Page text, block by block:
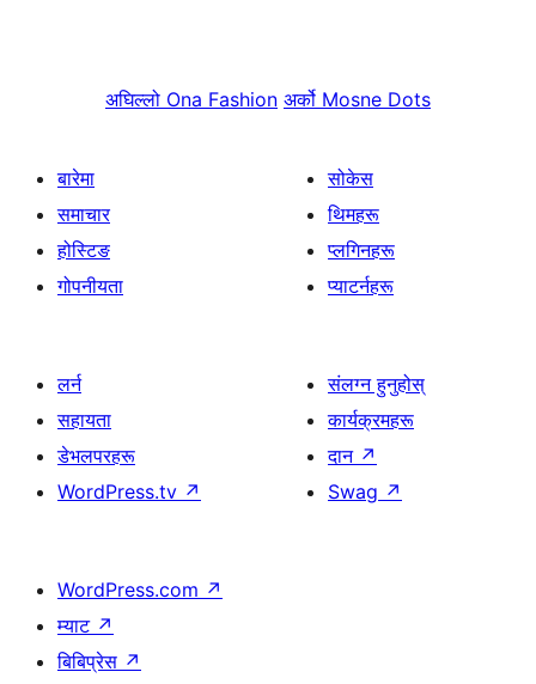
अघिल्लो Ona Fashion अर्को Mosne Dots
बारेमा
समाचार
होस्टिङ
गोपनीयता
सोकेस
थिमहरू
प्लगिनहरू
प्याटर्नहरू
लर्न
सहायता
डेभलपरहरू
WordPress.tv ↗
संलग्न हुनुहोस्
कार्यक्रमहरू
दान ↗
Swag ↗
WordPress.com ↗
म्याट ↗
बिबिप्रेस ↗